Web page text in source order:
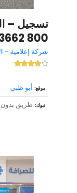
800 3662
شركة إعلامية –
موقع أبو ظبي
تبوك طريق بدون
–